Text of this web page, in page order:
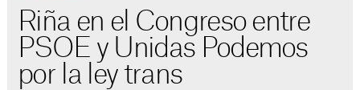
Riña en el Congreso entre
PSOE y Unidas Podemos
por la ley trans